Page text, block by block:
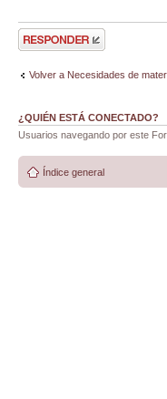
Publicar una
respuesta
Volver a Necesidades de
¿QUIÉN ESTÁ CONECTADO?
Usuarios navegando por este
Índice general